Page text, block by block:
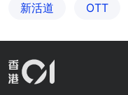
新活道 OTT